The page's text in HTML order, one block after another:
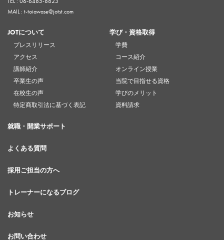
MAIL : t-toiawase@jotst.com
JOTについて
プレスリリース
アクセス
講師紹介
卒業生の声
在校生の声
特定商取引法に基づく表記
学び・資格取得
学費
コース紹介
オンライン授業
当院で目指せる資格
学びのメリット
資料請求
就職・開業サポート
よくある質問
採用ご担当の方へ
トレーナーになるブログ
お知らせ
お問い合わせ